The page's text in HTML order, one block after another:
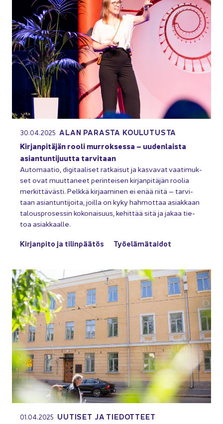
30.04.2025 ALAN PA­RAS­TA KOU­LU­TUS­TA
Kir­jan­pi­tä­jän rooli mur­rok­ses­sa – uu­den­lais­ta
asian­tun­ti­juut­ta tar­vi­taan
Au­to­maa­tio, di­gi­taa­li­set rat­kai­sut ja kas­va­vat vaa­ti­muk­
set ovat muut­ta­neet pe­rin­tei­sen kir­jan­pi­tä­jän roo­lia
mer­kit­tä­väs­ti. Pelk­kä kir­jaa­mi­nen ei enää riitä – tar­vi­
taan asian­tun­ti­joi­ta, joil­la on kyky hah­mot­taa asiak­kaan
ta­lous­pro­ses­sin ko­ko­nai­suus, ke­hit­tää sitä ja jakaa tie­
toa asiak­kaal­le.
Kir­jan­pi­to ja ti­lin­pää­tös Työ­elä­mä­tai­dot
01.04.2025 UU­TI­SET JA TIE­DOT­TEET